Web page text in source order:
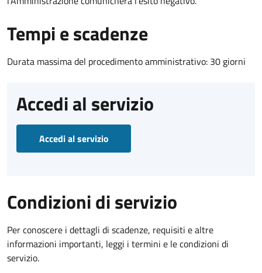
Tempi e scadenze
Durata massima del procedimento amministrativo: 30 giorni
Accedi al servizio
Accedi al servizio
Condizioni di servizio
Per conoscere i dettagli di scadenze, requisiti e altre
informazioni importanti, leggi i termini e le condizioni di
servizio.